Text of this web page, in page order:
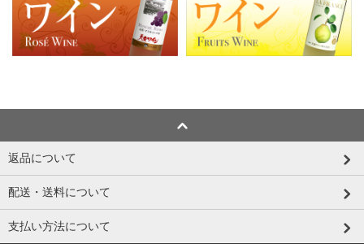
返品について
配送・送料について
支払い方法について